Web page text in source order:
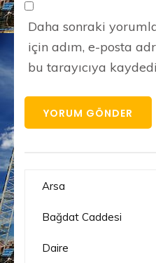
Daha sonraki
için adım, e-posta
bu tarayıcıya
Arsa
Bağdat Caddesi
Daire